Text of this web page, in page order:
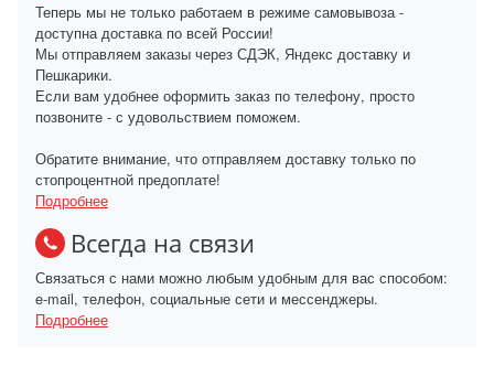
Теперь мы не только работаем в режиме самовывоза -
доступна доставка по всей России!
Мы отправляем заказы через СДЭК, Яндекс доставку и
Пешкарики.
Если вам удобнее оформить заказ по телефону, просто
позвоните - с удовольствием поможем.
Обратите внимание, что отправляем доставку только по
стопроцентной предоплате!
Подробнее
Всегда на связи
Связаться с нами можно любым удобным для вас способом:
e-mail, телефон, социальные сети и мессенджеры.
Подробнее